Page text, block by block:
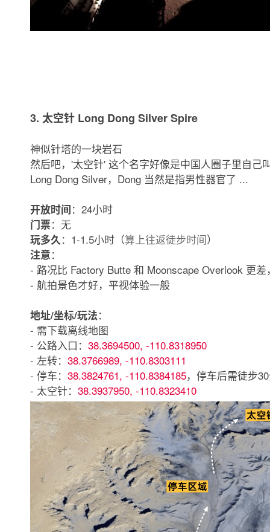
3. 太空针 Long Dong Silver Spire
神似针塔的一块岩石
然后吧，'太空针' 这个名字好像是中国人圈子里自己
Long Dong Silver，Dong 当然是指男性器官了 ...
开放时间：24小时
门票：无
玩多久：1-1.5小时（算上往返徒步时间）
注意：
- 路况比 Factory Butte 和 Moonscape Overlook 更
- 航拍景色才好，平视体验一般
地址/坐标/玩法：
- 需下载离线地图
- 公路入口： 38.3694500, -110.8318950
- 左转： 38.3766989, -110.8303111
- 停车： 38.3824761, -110.8384185，停车后需徒步
- 太空针： 38.3937950, -110.8323410